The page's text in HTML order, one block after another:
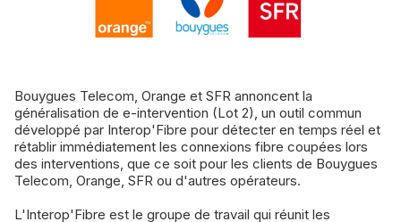
Bouygues Telecom, Orange et SFR annoncent la
généralisation de e-intervention (Lot 2), un outil commun
développé par Interop'Fibre pour détecter en temps réel et
rétablir immédiatement les connexions fibre coupées lors
des interventions, que ce soit pour les clients de Bouygues
Telecom, Orange, SFR ou d'autres opérateurs.
L'Interop'Fibre est le groupe de travail qui réunit les